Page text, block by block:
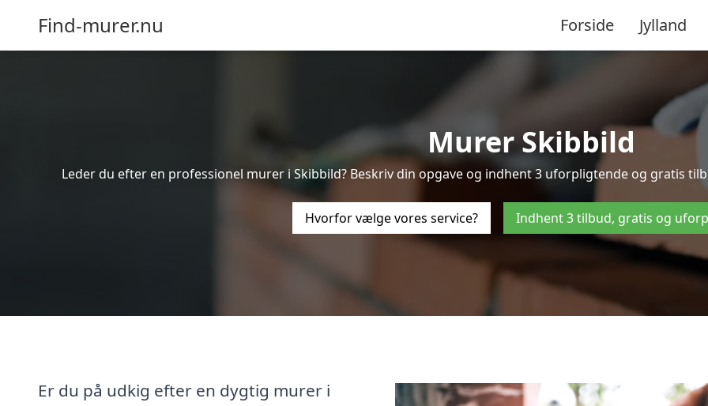
Find-murer.nu Forside Jylland
Murer Skibbild
Leder du efter en professionel murer i Skibbild? Beskriv din opgave og indhent 3 uforpligtende og gratis
Hvorfor vælge vores service? Indhent 3 tilbud, gratis og
Er du på udkig efter en dygtig murer i